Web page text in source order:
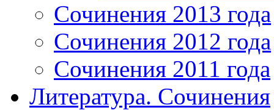
Сочинения 2013 года
Сочинения 2012 года
Сочинения 2011 года
Литература. Сочинения